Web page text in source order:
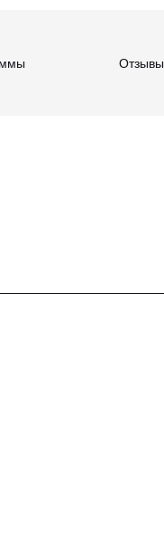
Отзывы